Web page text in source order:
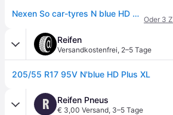
Nexen So car-tyres N blue HD Plus ( 205/55 R17 95V XL 4PR )
Oder 3
Reifen
Versandkostenfrei, 2–5 Tage
205/55 R17 95V N'blue HD Plus XL
R Reifen Pneus
€ 3,00 Versand, 3–5 Tage